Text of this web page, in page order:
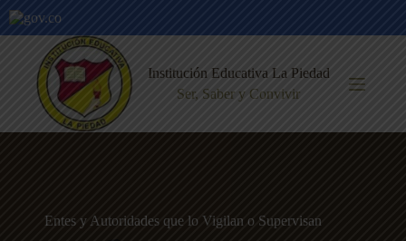
contenido
Institución Educativa La Piedad
Ser, Saber y Convivir
Entes y Autoridades que lo Vigilan o Supervisan